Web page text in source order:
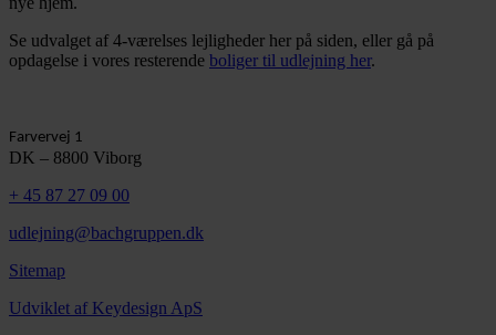
Se udvalget af 4-værelses lejligheder her på siden, eller gå på
opdagelse i vores resterende boliger til udlejning her.
Farvervej 1
DK – 8800 Viborg
+ 45 87 27 09 00
udlejning@bachgruppen.dk
Sitemap
Udviklet af Keydesign ApS